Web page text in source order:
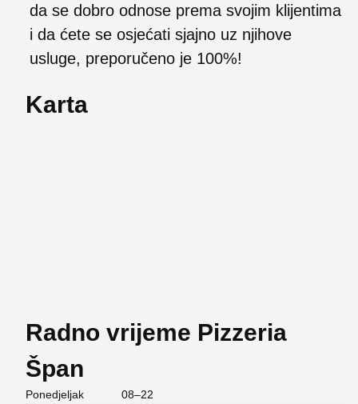
da se dobro odnose prema svojim klijentima
i da ćete se osjećati sjajno uz njihove
usluge, preporučeno je 100%!
Karta
Radno vrijeme Pizzeria
Špan
Ponedjeljak
08–22